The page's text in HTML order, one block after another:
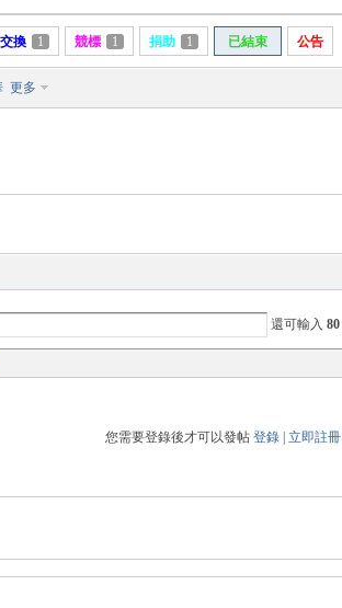
交換 1 競標 1 捐助 1 已結束 公告
更多
還可輸入 80
您需要登錄後才可以發帖 登錄| 立即註冊